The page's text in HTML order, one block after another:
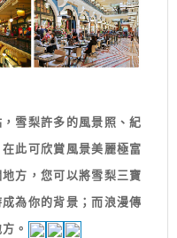
雪梨許多的風景照、紀
此可欣賞風景美麗極富
方，您可以將雪梨三寶
為你的背景；而浪漫傳
。